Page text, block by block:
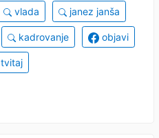
vlada janez janša
kadrovanje objavi
tvitaj